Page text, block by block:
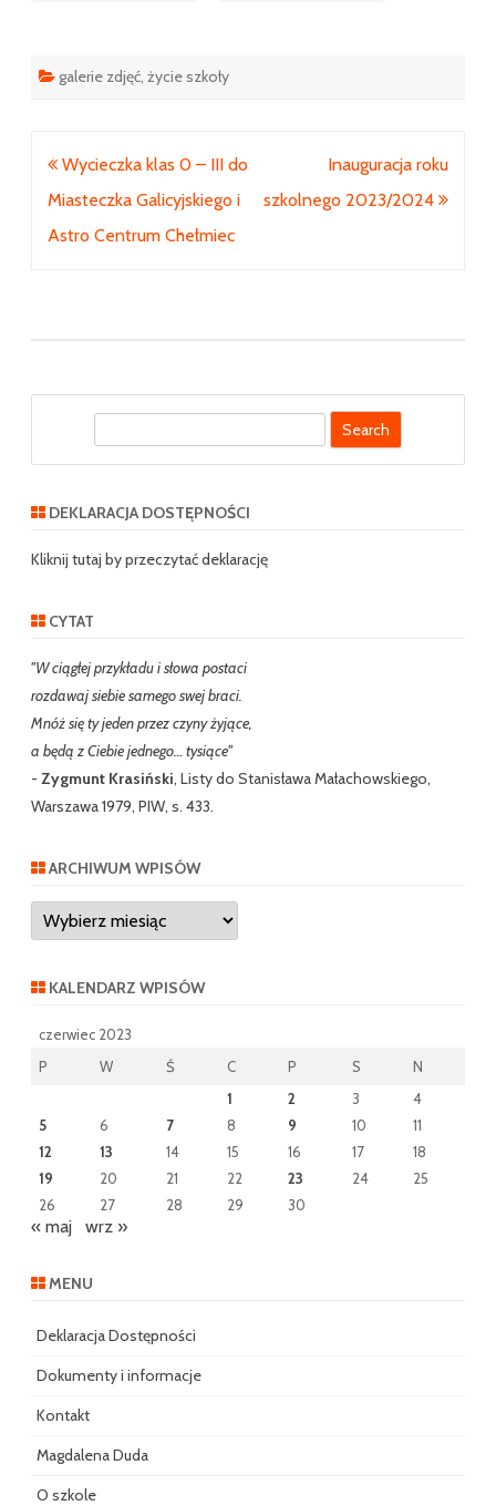
galerie zdjęć życie szkoły
Nawigacja
wpisu
Wycieczka klas 0 – III do
Miasteczka Galicyjskiego i
Astro Centrum Chełmiec
Inauguracja roku
szkolnego 2023/2024
r
h
DEKLARACJA DOSTĘPNOŚCI
Kliknij tutaj by przeczytać deklarację
CYTAT
"W ciągłej przykładu i słowa postaci
rozdawaj siebie samego swej braci.
Mnóż się ty jeden przez czyny żyjące,
a będą z Ciebie jednego… tysiące"
- Zygmunt Krasiński, Listy do Stanisława Małachowskiego,
Warszawa 1979, PIW, s. 433.
ARCHIWUM WPISÓW
Archiwum
wpisów
KALENDARZ WPISÓW
czerwiec 2023
P
W Ś C P S
N
1
2 3
4
5
6 7 8 9 10
11
12
13 14 15 16 17
18
19
20 21 22 23 24
25
26
27 28 29 30
« maj wrz »
MENU
Deklaracja Dostępności
Dokumenty i informacje
Kontakt
Magdalena Duda
O szkole